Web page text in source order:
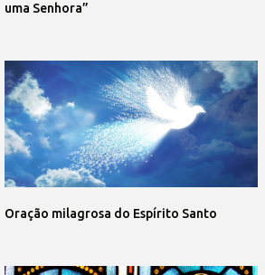
uma Senhora”
Oração milagrosa do Espírito Santo